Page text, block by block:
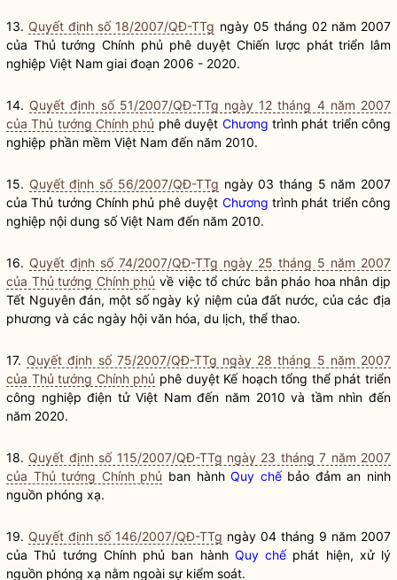
13. Quyết định số 18/2007/QĐ-TTg ngày 05 tháng 02 năm 2007
của Thủ tướng Chính phủ phê duyệt Chiến lược phát triển lâm
nghiệp Việt Nam giai đoạn 2006 - 2020.
14. Quyết định số 51/2007/QĐ-TTg ngày 12 tháng 4 năm 2007
của Thủ tướng Chính phủ phê duyệt Chương trình phát triển công
nghiệp phần mềm Việt Nam đến năm 2010.
15. Quyết định số 56/2007/QĐ-TTg ngày 03 tháng 5 năm 2007
của Thủ tướng Chính phủ phê duyệt Chương trình phát triển công
nghiệp nội dung số Việt Nam đến năm 2010.
16. Quyết định số 74/2007/QĐ-TTg ngày 25 tháng 5 năm 2007
của Thủ tướng Chính phủ về việc tổ chức bắn pháo hoa nhân dịp
Tết Nguyên đán, một số ngày kỷ niệm của đất nước, của các địa
phương và các ngày hội văn hóa, du lịch, thể thao.
17. Quyết định số 75/2007/QĐ-TTg ngày 28 tháng 5 năm 2007
của Thủ tướng Chính phủ phê duyệt Kế hoạch tổng thể phát triển
công nghiệp điện tử Việt Nam đến năm 2010 và tầm nhìn đến
năm 2020.
18. Quyết định số 115/2007/QĐ-TTg ngày 23 tháng 7 năm 2007
của Thủ tướng Chính phủ ban hànhQuy chếbảo đảm an ninh
nguồn phóng xạ.
19. Quyết định số 146/2007/QĐ-TTg ngày 04 tháng 9 năm 2007
của Thủ tướng Chính phủ ban hành Quy chếphát hiện, xử lý
nguồn phóng xạ nằm ngoài sự kiểm soát.